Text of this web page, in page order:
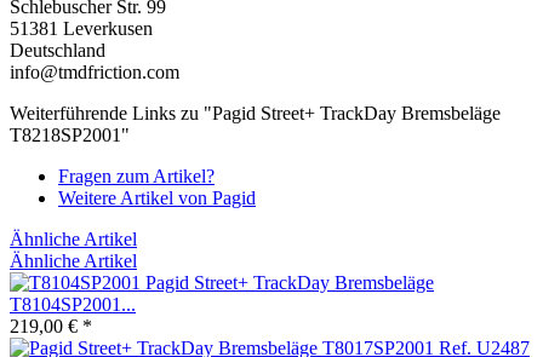
Schlebuscher Str. 99
51381 Leverkusen
Deutschland
info@tmdfriction.com
Weiterführende Links zu "Pagid Street+ TrackDay Bremsbeläge
T8218SP2001"
Fragen zum Artikel?
Weitere Artikel von Pagid
Ähnliche Artikel
Ähnliche Artikel
Pagid Street+ TrackDay Bremsbeläge
T8104SP2001...
219,00 € *